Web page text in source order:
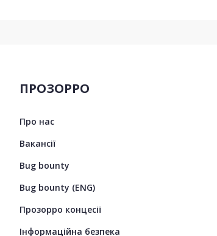
ПРОЗОРРО
Про нас
Вакансії
Bug bounty
Bug bounty (ENG)
Прозорро концесії
Інформаційна безпека